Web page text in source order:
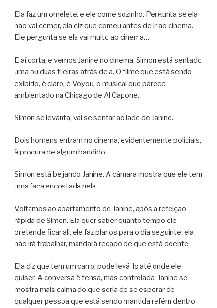
Ela faz um omelete, e ele come sozinho. Pergunta se ela
não vai comer, ela diz que comeu antes de ir ao cinema.
Ele pergunta se ela vai muito ao cinema…
E aí corta, e vemos Janine no cinema. Simon está sentado
uma ou duas fileiras atrás dela. O filme que está sendo
exibido, é claro, é Voyou, o musical que parece
ambientado na Chicago de Al Capone.
Simon se levanta, vai se sentar ao lado de Janine.
Dois homens entram no cinema, evidentemente policiais,
à procura de algum bandido.
Simon está beijando Janine. A câmara mostra que ele tem
uma faca encostada nela.
Voltamos ao apartamento de Janine, após a refeição
rápida de Simon. Ela quer saber quanto tempo ele
pretende ficar ali, ele faz planos para o dia seguinte: ela
não irá trabalhar, mandará recado de que está doente.
Ela diz que tem um carro, pode levá-lo até onde ele
quiser. A conversa é tensa, mas controlada. Janine se
mostra mais calma do que seria de se esperar de
qualquer pessoa que está sendo mantida refém dentro